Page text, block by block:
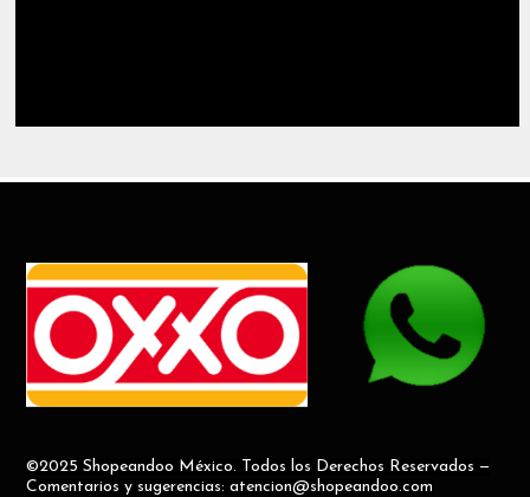
©2025 Shopeandoo México. Todos los Derechos Reservados —
Comentarios y sugerencias: atencion@shopeandoo.com